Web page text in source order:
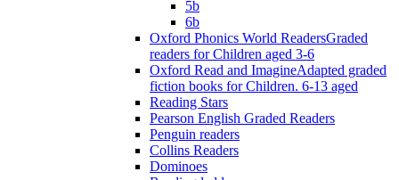
5b
6b
Oxford Phonics World ReadersGraded
readers for Children aged 3-6
Oxford Read and ImagineAdapted graded
fiction books for Children. 6-13 aged
Reading Stars
Pearson English Graded Readers
Penguin readers
Collins Readers
Dominoes